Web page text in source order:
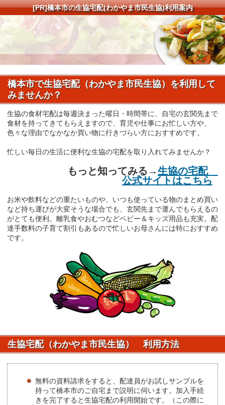
[PR]橋本市の生協宅配(わかやま市民生協)利用案内
橋本市で生協宅配（わかやま市民生協）を利用して
みませんか？
生協の食材宅配は毎週決まった曜日・時間帯に、自宅の玄関先まで
食材を持ってきてもらえますので、育児や仕事にお忙しい方や、
色々な理由でなかなか買い物に行きづらい方におすすめです。
忙しい毎日の生活に便利な生協の宅配を取り入れてみませんか？
もっと知ってみる→生協の宅配
公式サイトはこちら
お米や飲料などの重たいものや、いつも使っている物のまとめ買い
など持ち運びが大変そうな場合でも、玄関先まで運んでもらえるの
がとても便利。離乳食やおむつなどベビー＆キッズ用品も充実。配
達手数料の子育て割引もあるので忙しいお母さんには特におすすめ
です。
生協宅配（わかやま市民生協） 利用方法
無料の資料請求をすると、配達員がお試しサンプルを
持って橋本市のご自宅まで説明に伺います。加入手続
きを完了すると生協宅配の利用開始です。（この際に